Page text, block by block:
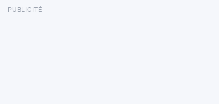
PUBLICITÉ